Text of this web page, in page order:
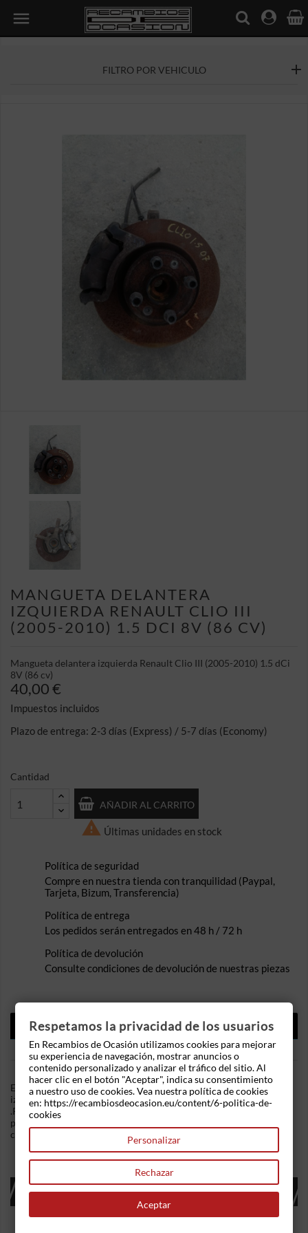

FILTRO POR VEHICULO
MANGUETA DELANTERA
IZQUIERDA RENAULT CLIO III
(2005-2010) 1.5 DCI 8V (86 CV)
Mangueta delantera izquierda Renault Clio III (2005-2010) 1.5 dCi
8V (86 cv)
40,00 €
Impuestos incluidos
Plazo de entrega: 2-3 días (Express) / 5-7 días (Economy)
Cantidad
AÑADIR AL CARRITO
 Últimas unidades en stock
Política de seguridad
Compre en nuestra tienda con tranquilidad (Paypal,
Tarjeta, Bizum, Transferencia)
Política de entrega
Los pedidos serán entregados en 48 h / 72 h
Política de devolución
Consulte condiciones de devolución de nuestras piezas
DESCRIPCIÓN
DETALLES DEL PRODUCTO
En Recambios de Ocasion disponemos de Mangueta delantera
izquierda Renault Clio III (2005-2010) 1.5 dCi 8V (86 cv)
.Referencia Interna: 06290907128068. Solamente mangueta
pelada. Ademas, disponemos de mas recambios, si tiene
cualquier duda consultenos.
16 OTROS PRODUCTOS EN LA MISMA
CATEGORÍA:
Respetamos la privacidad de los usuarios
En Recambios de Ocasión utilizamos cookies para mejorar
su experiencia de navegación, mostrar anuncios o
contenido personalizado y analizar el tráfico del sitio. Al
hacer clic en el botón "Aceptar", indica su consentimiento
a nuestro uso de cookies. Vea nuestra política de cookies
en: https://recambiosdeocasion.eu/content/6-politica-de-
cookies
Personalizar
Rechazar
Aceptar